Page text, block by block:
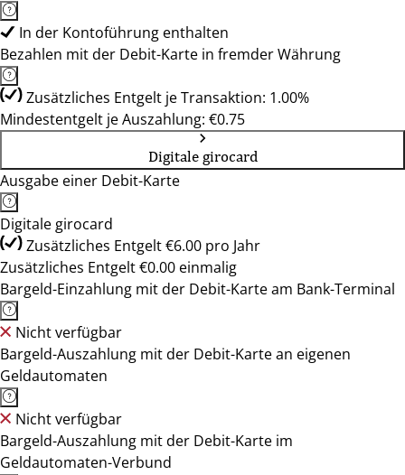
In der Kontoführung enthalten
Bezahlen mit der Debit-Karte in fremder Währung
Zusätzliches Entgelt je Transaktion: 1.00%
Mindestentgelt je Auszahlung: €0.75
Digitale girocard
Ausgabe einer Debit-Karte
Digitale girocard
Zusätzliches Entgelt €6.00 pro Jahr
Zusätzliches Entgelt €0.00 einmalig
Bargeld-Einzahlung mit der Debit-Karte am Bank-Terminal
Nicht verfügbar
Bargeld-Auszahlung mit der Debit-Karte an eigenen
Geldautomaten
Nicht verfügbar
Bargeld-Auszahlung mit der Debit-Karte im
Geldautomaten-Verbund